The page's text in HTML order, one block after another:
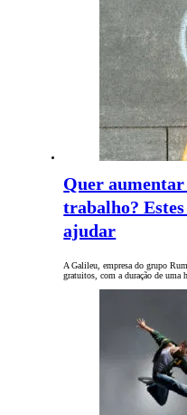
Quer
trabalho?
ajudar
A Galileu, empresa do grupo
gratuitos, com a duração de uma